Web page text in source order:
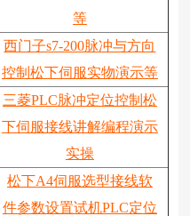
等
西门子s7-200脉冲与方向
控制松下伺服实物演示等
三菱PLC脉冲定位控制松
下伺服接线讲解编程演示
实操
松下A4伺服选型接线软
件参数设置试机PLC定位